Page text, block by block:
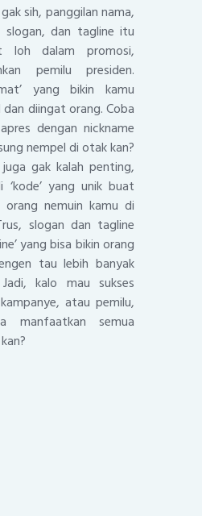
sih, panggilan nama,
slogan, dan tagline itu
loh dalam promosi,
pemilu presiden.
yang bikin kamu
diingat orang. Coba
dengan nickname
nempel di otak kan?
gak kalah penting,
‘kode’ yang unik buat
orang nemuin kamu di
slogan dan tagline
yang bisa bikin orang
tau lebih banyak
kalo mau sukses
atau pemilu,
manfaatkan semua